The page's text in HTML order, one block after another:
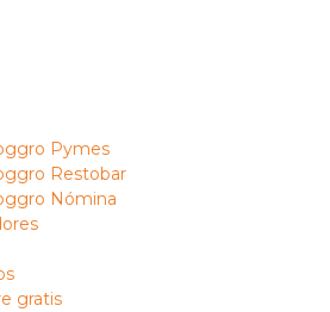
Pymes
Restobar
Nómina
gratis